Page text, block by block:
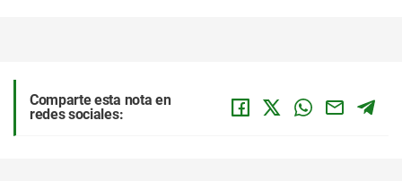
Comparte esta nota en
redes sociales: